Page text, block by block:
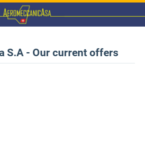
S.A - Our current offers